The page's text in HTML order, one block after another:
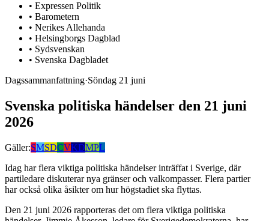
• Expressen Politik
• Barometern
• Nerikes Allehanda
• Helsingborgs Dagblad
• Sydsvenskan
• Svenska Dagbladet
Dagssammanfattning·Söndag 21 juni
Svenska politiska händelser den 21 juni
2026
Gäller:SMSDCVKDMPL
Idag har flera viktiga politiska händelser inträffat i Sverige, där
partiledare diskuterar nya gränser och valkompasser. Flera partier
har också olika åsikter om hur högstadiet ska flyttas.
Den 21 juni 2026 rapporteras det om flera viktiga politiska